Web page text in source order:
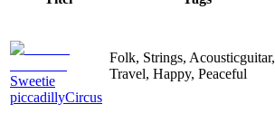
Sweetie
piccadillyCircus
Folk, Strings, Acousticguitar,
Travel, Happy, Peaceful